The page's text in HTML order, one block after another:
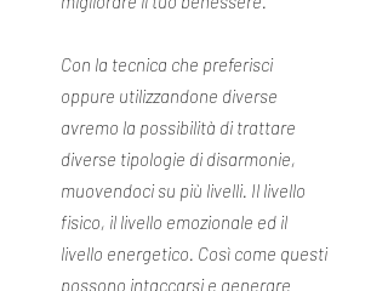
Con la tecnica che preferisci
oppure utilizzandone diverse
avremo la possibilità di trattare
diverse tipologie di disarmonie,
muovendoci su più livelli. Il livello
fisico, il livello emozionale ed il
livello energetico. Così come questi
possono intaccarsi e generare